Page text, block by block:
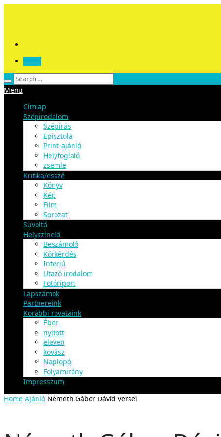
Menu
Címlap
Szépirodalom
Szépírás
Episztola
Print-ajánló
Helyfoglaló
zsemle
Kritika/esszé
Könyv
Kép
Film
Sorozat
Süvöltő
Helyszínelő
Beszámoló
Körkérdés
Interjú
Utazó irodalom
Fotóriport
Lapszámok
Partnereink
Korábbi rovataink
Éber
nyitott
eleven
kovász
Naplopó
Folyamirány
Impresszum
Home Ajánló Németh Gábor Dávid versei